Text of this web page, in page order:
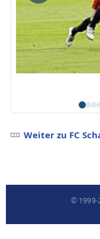
Weiter zu FC
© 1999-